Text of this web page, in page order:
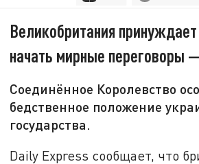
Великобритания
начать мирные переговоры
Соединённое Королевство
бедственное положение
государства.
Daily Express сообщает, что